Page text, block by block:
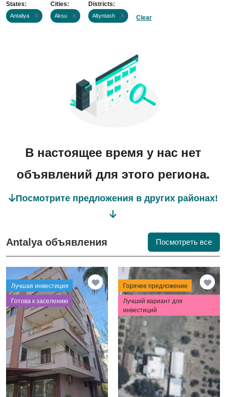
States:
Antaliya X
Cities:
Aksu X
Districts:
Altyntash X Clear
В настоящее время у нас нет
объявлений для этого региона.
Посмотрите предложения в других районах!
Antalya объявления Посмотреть все
Лучшая инвестиция
⁠Готова к заселению
Горячее предложение
Лучший вариант для
инвестиций